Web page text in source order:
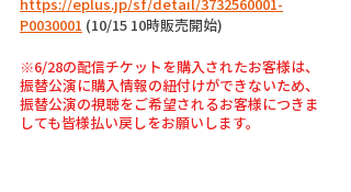
P0030001 (10/15 10時販売開始)
※6/28の配信チケットを購入されたお客様は、
振替公演に購入情報の紐付けができないため、
振替公演の視聴をご希望されるお客様につきま
しても皆様払い戻しをお願いします。